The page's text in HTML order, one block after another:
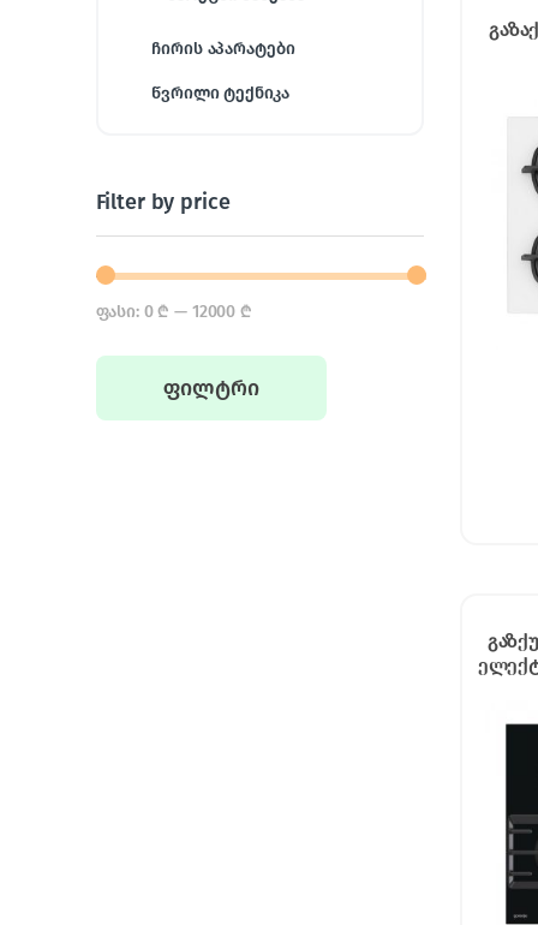
ჩირის აპარატები
წვრილი ტექნიკა
Filter by price
Min price
Max price
ფილტრი
ფასი: 0 ₾ — 12000 ₾